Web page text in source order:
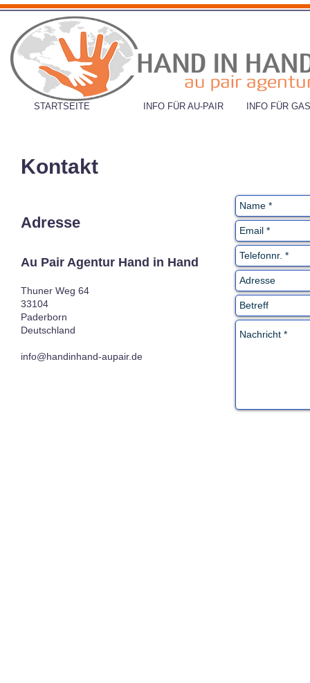
STARTSEITE INFO FÜR AU-PAIR INFO FÜR
Kontakt
Adresse
Au Pair Agentur Hand in Hand
Thuner Weg 64
33104
Paderborn
Deutschland
info@handinhand-aupair.de